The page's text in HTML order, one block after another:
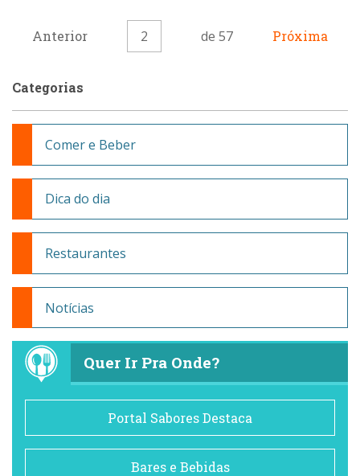
Anterior 2 de 57 Próxima
Categorias
Comer e Beber
Dica do dia
Restaurantes
Notícias
Quer Ir Pra Onde?
Portal Sabores Destaca
Bares e Bebidas